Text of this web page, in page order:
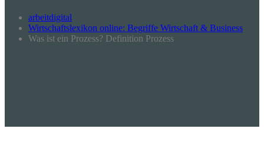
arbeitdigital
Wirtschaftslexikon online: Begriffe Wirtschaft & Business
Was ist ein Prozess? Definition Prozess